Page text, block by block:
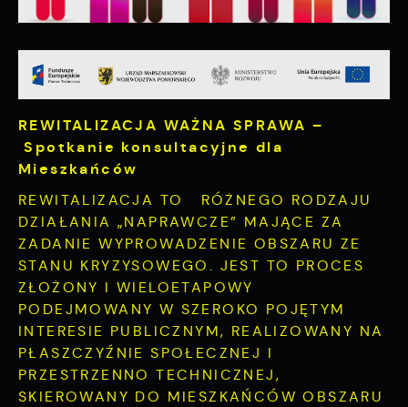
REWITALIZACJA WAŻNA SPRAWA –
Spotkanie konsultacyjne dla
Mieszkańców
REWITALIZACJA TO RÓŻNEGO RODZAJU
DZIAŁANIA „NAPRAWCZE” MAJĄCE ZA
ZADANIE WYPROWADZENIE OBSZARU ZE
STANU KRYZYSOWEGO. JEST TO PROCES
ZŁOŻONY I WIELOETAPOWY
PODEJMOWANY W SZEROKO POJĘTYM
INTERESIE PUBLICZNYM, REALIZOWANY NA
PŁASZCZYŹNIE SPOŁECZNEJ I
PRZESTRZENNO TECHNICZNEJ,
SKIEROWANY DO MIESZKAŃCÓW OBSZARU
są przetwarzane w formie zanonimizowanej.
gwarantuje dostępność wszystkich
funkcjonalności.
aktualności na stronach naszych partnerów.
prezentowania Ci naszych komunikatów na
podstawie analizy Twoich upodobań oraz
Twoich zwyczajów dotyczących przeglądanej
witryny internetowej. Treści promocyjne mogą
lub firm będących naszymi partnerami oraz
innych dostawców usług. Firmy te działają w
charakterze pośredników prezentujących nasze
komunikatów mediów społecznościowych.
Więcej